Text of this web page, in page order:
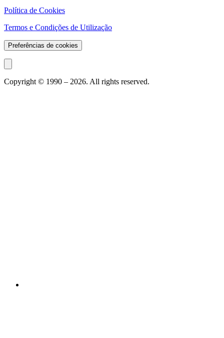
Política de Cookies
Termos e Condições de Utilização
Preferências de cookies
Copyright © 1990 – 2026. All rights reserved.